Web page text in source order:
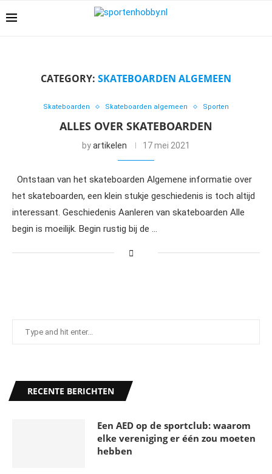
CATEGORY: SKATEBOARDEN ALGEMEEN
Skateboarden Skateboarden algemeen Sporten
ALLES OVER SKATEBOARDEN
byartikelen 17 mei 2021
Ontstaan van het skateboarden Algemene informatie over
het skateboarden, een klein stukje geschiedenis is toch altijd
interessant. Geschiedenis Aanleren van skateboarden Alle
begin is moeilijk. Begin rustig bij de …
RECENTE BERICHTEN
Een AED op de sportclub: waarom
elke vereniging er één zou moeten
hebben